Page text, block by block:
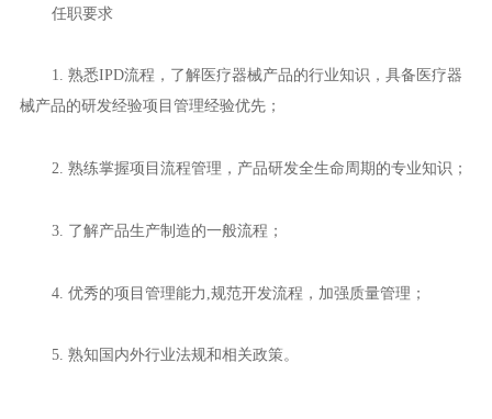
任职要求
1. 熟悉IPD流程，了解医疗器械产品的行业知识，具备医疗器
械产品的研发经验项目管理经验优先；
2. 熟练掌握项目流程管理，产品研发全生命周期的专业知识；
3. 了解产品生产制造的一般流程；
4. 优秀的项目管理能力,规范开发流程，加强质量管理；
5. 熟知国内外行业法规和相关政策。